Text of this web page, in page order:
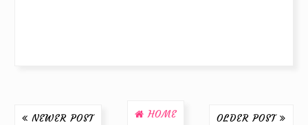
NEWER POST OLDER POST
HOME